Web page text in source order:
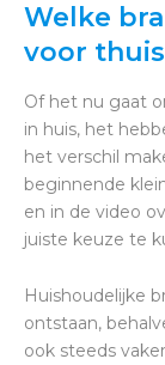
Welke
voor
Of het nu gaat
in huis, het
het verschil
beginnende
en in de video
juiste keuze te
Huishoudelijke
ontstaan,
ook steeds